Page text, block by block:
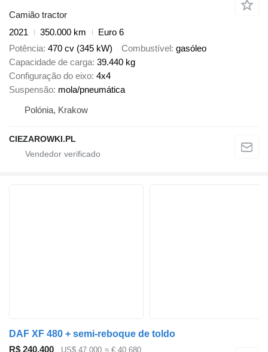
Camião tractor
2021
350.000 km
Euro 6
Potência 470 cv (345 kW) Combustível gasóleo
Capacidade de carga 39.440 kg
Configuração do eixo 4x4
Suspensão mola/pneumática
Polónia, Krakow
CIEZAROWKI.PL
DAF XF 480 + semi-reboque de toldo
R$ 240.400
US$ 47.000 ≈ € 40.680